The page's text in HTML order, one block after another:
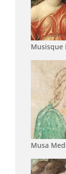
Musisque
Musa